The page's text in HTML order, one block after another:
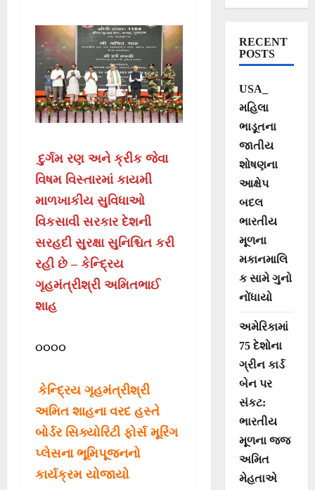
બીએસએફ વધારે
સક્ષમતાથી દેશની
સુરક્ષા કરી શકશે:
કેન્દ્રિય
અમિતભાઈ શાહ
દુર્ગમ રણ અને ક્રીક જેવા
વિષમ વિસ્તારમાં કાયમી
માળખાકીય સુવિધાઓ
વિકસાવી સરકાર દેશની
સરહદી સુરક્ષા સુનિશ્ચિત કરી
રહી છે – કેન્દ્રિય
ગૃહમંત્રીશ્રી અમિતભાઈ
શાહ
૦૦૦૦
કેન્દ્રિય ગૃહમંત્રીશ્રી
અમિત શાહના વરદ હસ્તે
બોર્ડર સિક્યોરિટી ફોર્સ મૂરિંગ
પ્લેસના ભૂમિપૂજનનો
કાર્યક્રમ યોજાયો
RECENT
POSTS
USA_
મહિલા
ભાડૂતના
જાતીય
શોષણના
આક્ષેપ
બદલ
ભારતીય
મૂળના
મકાનમાલિ
ક સામે ગુનો
નોંધાયો
અમેરિકામાં
75 દેશોના
ગ્રીન કાર્ડ
બેન પર
સંકટ:
ભારતીય
મૂળના જજ
અમિત
મેહતાએ